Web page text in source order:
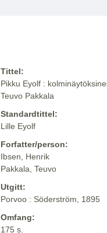
Tittel:
Pikku Eyolf :
Teuvo Pakkala
Standardtittel:
Lille Eyolf
Forfatter/person:
Ibsen, Henrik
Pakkala, Teuvo
Utgitt:
Porvoo : Söderström, 1895
Omfang:
175 s.